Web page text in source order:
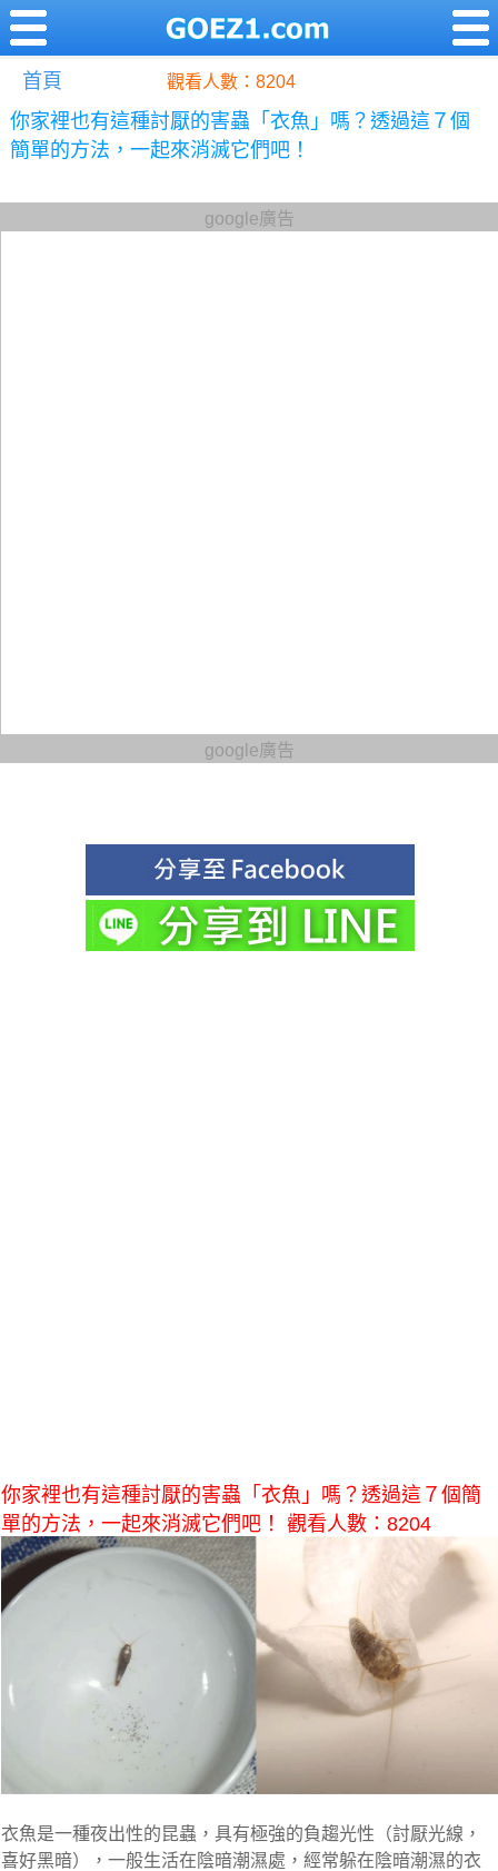
首頁 觀看人數：8204
你家裡也有這種討厭的害蟲「衣魚」嗎？透過這７個
簡單的方法，一起來消滅它們吧！
google廣告
google廣告
你家裡也有這種討厭的害蟲「衣魚」嗎？透過這７個簡
單的方法，一起來消滅它們吧！ 觀看人數：8204
衣魚是一種夜出性的昆蟲，具有極強的負趨光性（討厭光線，
喜好黑暗），一般生活在陰暗潮濕處，經常躲在陰暗潮濕的衣